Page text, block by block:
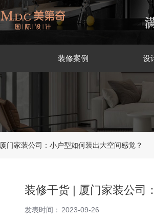
装修案例 设
厦门家装公司：小户型如何装出大空间感觉？
装修干货 | 厦门家装公司
发表时间： 2023-09-26